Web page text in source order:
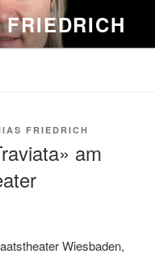
FRIEDRICH
am
Wiesbaden,